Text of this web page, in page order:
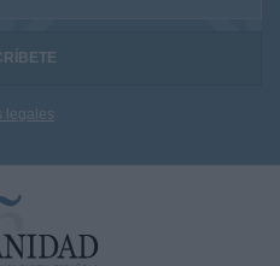
legales